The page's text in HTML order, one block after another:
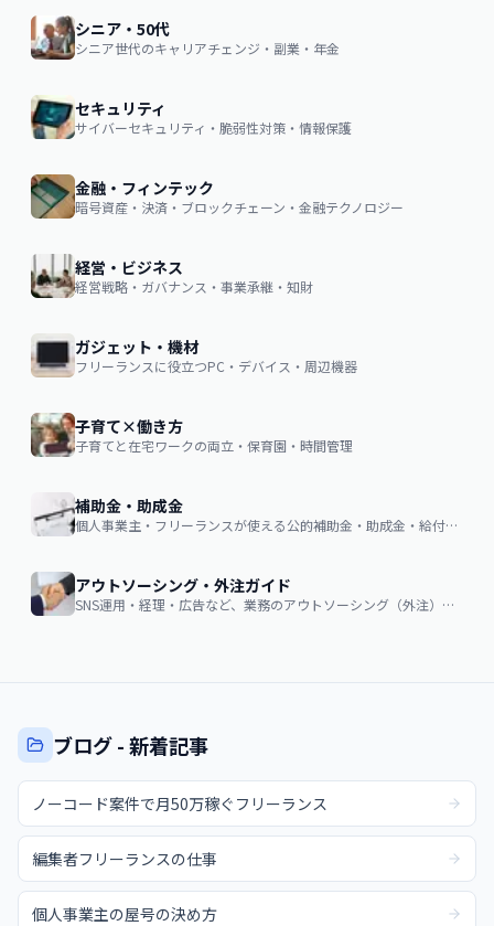
シニア・50代
シニア世代のキャリアチェンジ・副業・年金
セキュリティ
サイバーセキュリティ・脆弱性対策・情報保護
金融・フィンテック
暗号資産・決済・ブロックチェーン・金融テクノロジー
経営・ビジネス
経営戦略・ガバナンス・事業承継・知財
ガジェット・機材
フリーランスに役立つPC・デバイス・周辺機器
子育て×働き方
子育てと在宅ワークの両立・保育園・時間管理
補助金・助成金
個人事業主・フリーランスが使える公的補助金・助成金・給付金の申請ガイド
アウトソーシング・外注ガイド
SNS運用・経理・広告など、業務のアウトソーシング（外注）を検討する企業・個人向け。費用相場・依頼の流れ・失敗しない選び方
ブログ - 新着記事
ノーコード案件で月50万稼ぐフリーランス
編集者フリーランスの仕事
個人事業主の屋号の決め方